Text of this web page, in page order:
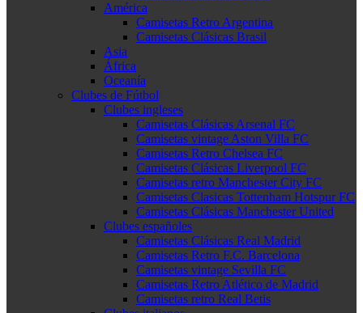
América
Camisetas Retro Argentina
Camisetas Clásicas Brasil
Asia
África
Oceanía
Clubes de Fútbol
Clubes ingleses
Camisetas Clásicas Arsenal FC
Camisetas vintage Aston Villa FC
Camisetas Retro Chelsea FC
Camisetas Clásicas Liverpool FC
Camisetas retro Manchester City FC
Camisetas Clasicas Tottenham Hotspur FC
Camisetas Clásicas Manchester United
Clubes españoles
Camisetas Clásicas Real Madrid
Camisetas Retro F.C. Barcelona
Camisetas vintage Sevilla FC
Camisetas Retro Atlético de Madrid
Camisetas retro Real Betis